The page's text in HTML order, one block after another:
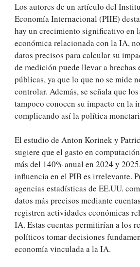
Los autores de un artículo del
Economía Internacional (PIIE)
hay un crecimiento significativo en
económica relacionada con la IA,
datos precisos para calcular su
de medición puede llevar a brechas
públicas, ya que lo que no se mide
controlar. Además, se señala que
tampoco conocen su impacto en la
complicando así la política
El estudio de Anton Korinek y
sugiere que el gasto en
más del 140% anual en 2024 y
influencia en el PIB es irrelevante.
agencias estadísticas de EE.UU.
datos más precisos mediante
registren actividades económicas
IA. Estas cuentas permitirían a los
políticos tomar decisiones
economía vinculada a la IA.